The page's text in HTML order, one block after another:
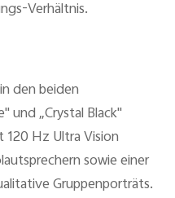
Verhältnis.
den beiden
und „Crystal Black"
Hz Ultra Vision
sowie einer
Gruppenporträts.